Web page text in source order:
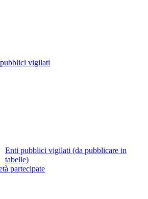
vigilati
Enti pubblici vigilati (da pubblicare in
tabelle)
partecipate